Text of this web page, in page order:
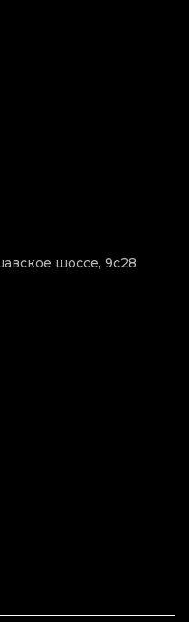
шоссе, 9с28